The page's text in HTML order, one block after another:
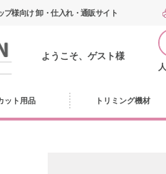
プ様向け 卸・仕入れ・通販サイト
ようこそ、ゲスト様
ット用品 トリミング機材